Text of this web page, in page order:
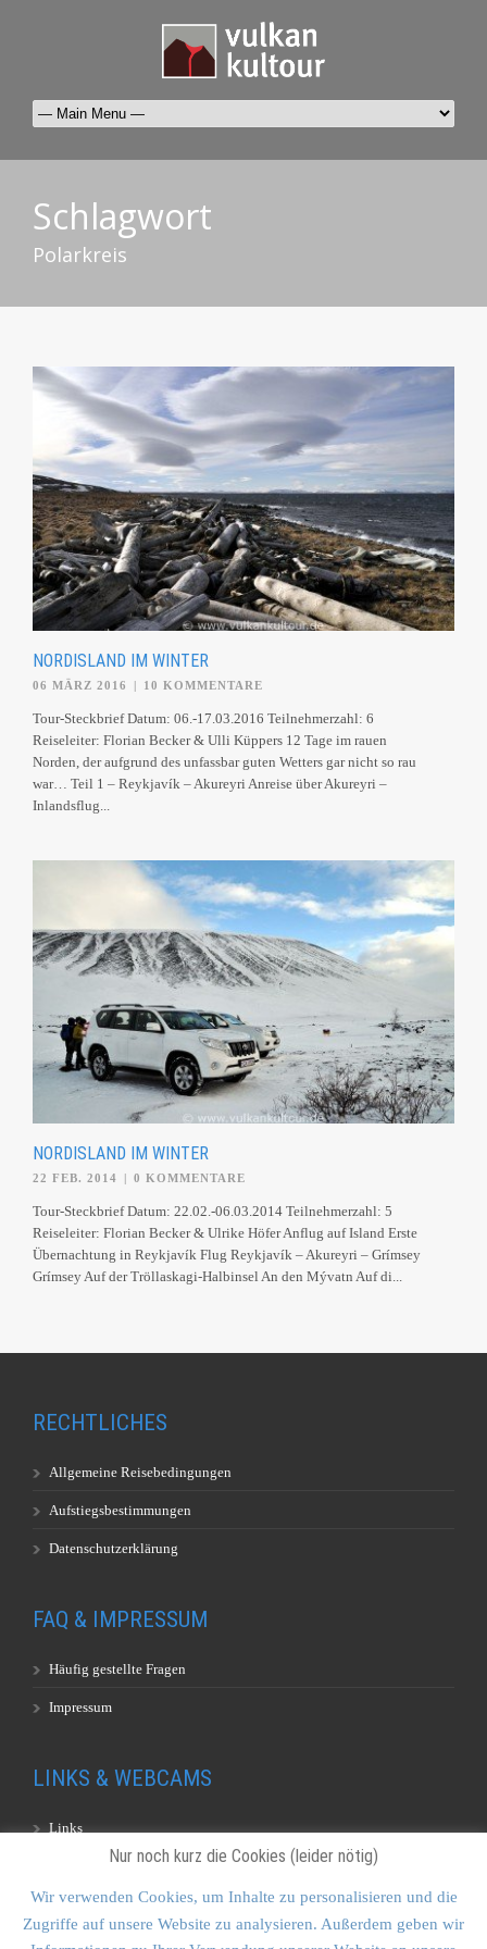
Schlagwort
Polarkreis
NORDISLAND IM WINTER
06 MÄRZ 2016 | 10 KOMMENTARE
Tour-Steckbrief Datum: 06.-17.03.2016 Teilnehmerzahl: 6
Reiseleiter: Florian Becker & Ulli Küppers 12 Tage im rauen
Norden, der aufgrund des unfassbar guten Wetters gar nicht so rau
war… Teil 1 – Reykjavík – Akureyri Anreise über Akureyri –
Inlandsflug...
NORDISLAND IM WINTER
22 FEB. 2014 0 KOMMENTARE
Tour-Steckbrief Datum: 22.02.-06.03.2014 Teilnehmerzahl: 5
Reiseleiter: Florian Becker & Ulrike Höfer Anflug auf Island Erste
Übernachtung in Reykjavík Flug Reykjavík – Akureyri – Grímsey
Grímsey Auf der Tröllaskagi-Halbinsel An den Mývatn Auf di...
RECHTLICHES
Allgemeine Reisebedingungen
Aufstiegsbestimmungen
Datenschutzerklärung
FAQ & IMPRESSUM
Häufig gestellte Fragen
Impressum
LINKS & WEBCAMS
Links
KONTAKT & SITEMAP
Nur noch kurz die Cookies (leider nötig)
Wir verwenden Cookies, um Inhalte zu personalisieren und die
Zugriffe auf unsere Website zu analysieren. Außerdem geben wir